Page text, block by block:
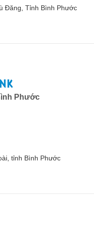
Đăng, Tỉnh Bình Phước
Phước
tỉnh Bình Phước